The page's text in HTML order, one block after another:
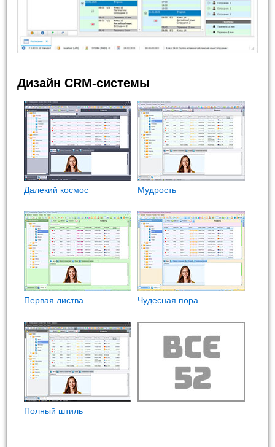
Дизайн CRM-системы
Далекий космос Мудрость
Первая листва Чудесная пора
Полный штиль